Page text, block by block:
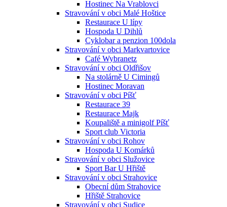
Hostinec Na Vrablovci
Stravování v obci Malé Hoštice
Restaurace U lípy
Hospoda U Dihlů
Cyklobar a penzion 100dola
Stravování v obci Markvartovice
Café Wybranetz
Stravování v obci Oldřišov
Na stolárně U Cimingů
Hostinec Moravan
Stravování v obci Píšť
Restaurace 39
Restaurace Majk
Koupaliště a minigolf Píšť
Sport club Victoria
Stravování v obci Rohov
Hospoda U Komárků
Stravování v obci Služovice
Sport Bar U Hřiště
Stravování v obci Strahovice
Obecní dům Strahovice
Hřiště Strahovice
Stravování v obci Sudice